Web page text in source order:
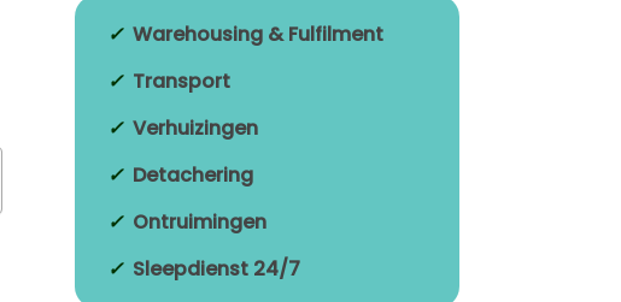
✓ Warehousing & Fulfilment
✓ Transport
✓ Verhuizingen
✓ Detachering
✓ Ontruimingen
✓ Sleepdienst 24/7